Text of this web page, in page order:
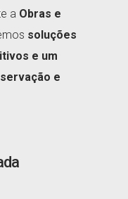
a Obras e
soluções
e um
e